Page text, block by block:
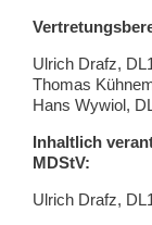
Ulrich Drafz,
Thomas
Hans Wywiol,
Inhaltlich
MDStV:
Ulrich Drafz,